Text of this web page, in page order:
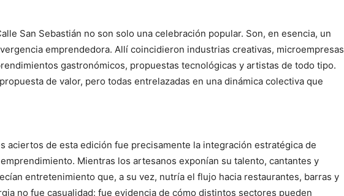
San Sebastián no son solo una celebración popular. Son, en esencia, un
emprendedora. Allí coincidieron industrias creativas, microempresas
gastronómicos, propuestas tecnológicas y artistas de todo tipo.
de valor, pero todas entrelazadas en una dinámica colectiva que
aciertos de esta edición fue precisamente la integración estratégica de
Mientras los artesanos exponían su talento, cantantes y
entretenimiento que, a su vez, nutría el flujo hacia restaurantes, barras y
no fue casualidad: fue evidencia de cómo distintos sectores pueden